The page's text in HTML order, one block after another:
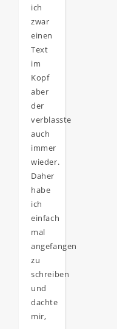
ich
zwar
einen
Text
im
Kopf
aber
der
verblasste
auch
immer
wieder.
Daher
habe
ich
einfach
mal
angefangen
zu
schreiben
und
dachte
mir,